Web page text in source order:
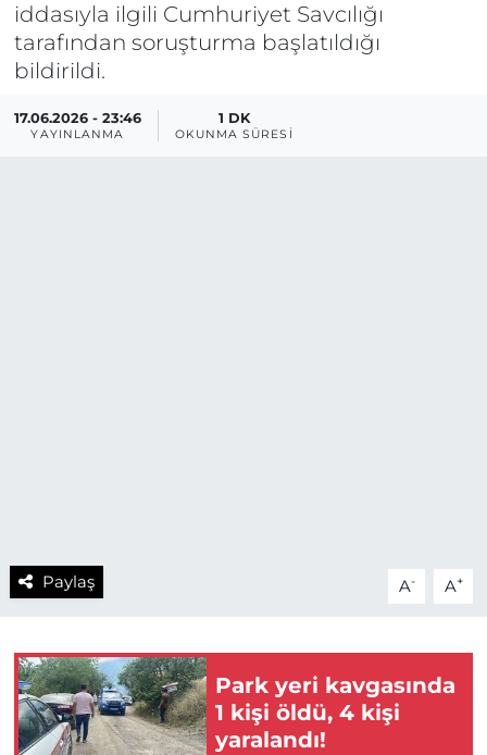
iddasıyla ilgili Cumhuriyet Savcılığı
tarafından soruşturma başlatıldığı
bildirildi.
17.06.2026 - 23:46
YAYINLANMA
1 DK
OKUNMA SÜRESI
Paylaş A- A+
Park yeri kavgasında
1 kişi öldü, 4 kişi
yaralandı!